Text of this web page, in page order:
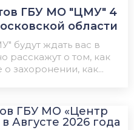
ГБУ МО "ЦМУ" 4
области
будут ждать вас в
расскажут о том, как
захоронении, как...